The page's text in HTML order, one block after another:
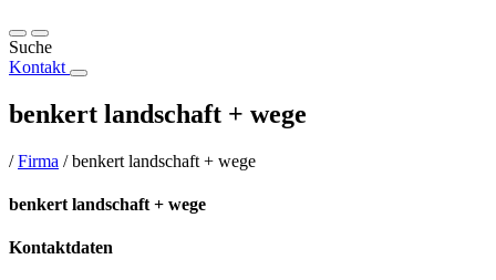
Suche
Kontakt
benkert landschaft + wege
/Firma /benkert landschaft + wege
benkert landschaft + wege
Kontaktdaten